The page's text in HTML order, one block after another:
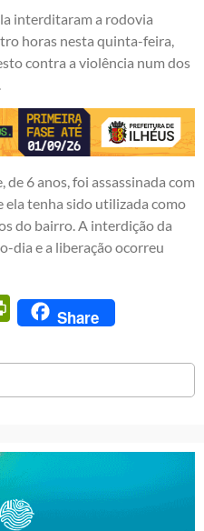
interditaram a rodovia
horas nesta quinta-feira,
contra a violência num dos
6 anos, foi assassinada com
tenha sido utilizada como
do bairro. A interdição da
dia e a liberação ocorreu
PrintFriendly
Share